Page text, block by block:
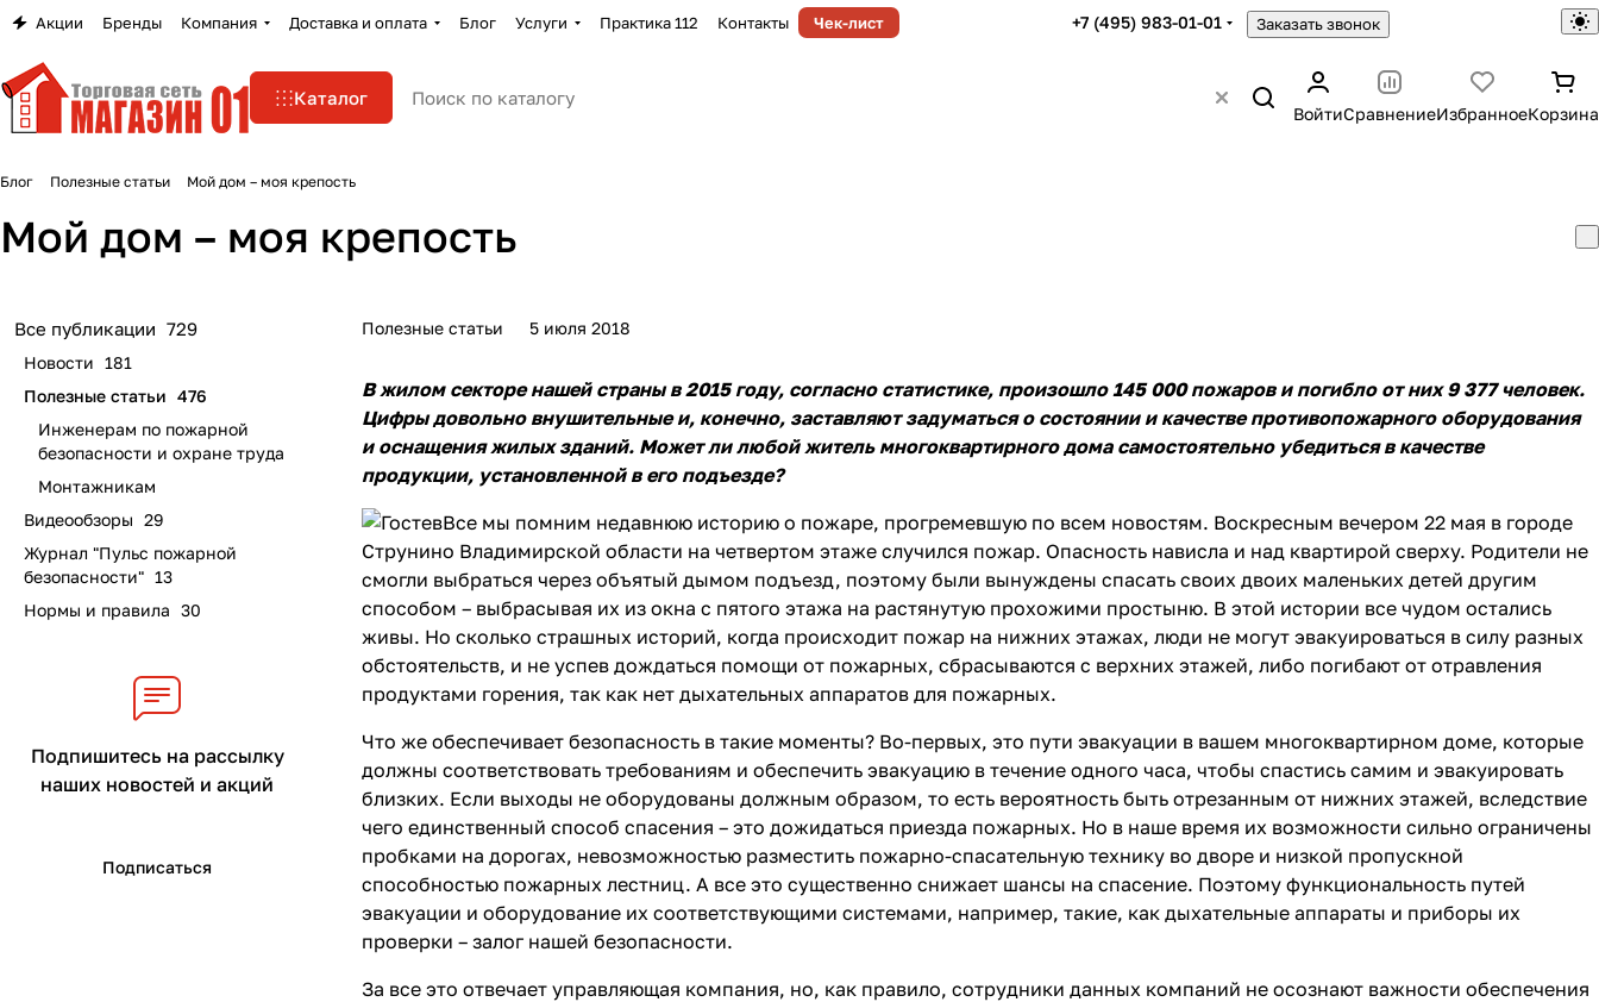
Акции Бренды Компания Доставка и оплата Блог Услуги Практика 112 Контакты Чек-лист +7 (495) 983-01-01 Заказать звонок
Каталог
ВойтиСравнениеИзбранноеКорзина
Блог Полезные статьи Мой дом – моя крепость
Мой дом – моя крепость
Полезные статьи 5 июля 2018
В жилом секторе нашей страны в 2015 году, согласно статистике, произошло 145 000 пожаров и погибло от них 9 377 человек.
Цифры довольно внушительные и, конечно, заставляют задуматься о состоянии и качествепротивопожарного оборудования
и оснащения жилых зданий. Может ли любой житель многоквартирного дома самостоятельно убедиться в качестве
продукции, установленной в его подъезде?
Все мы помним недавнюю историю о пожаре, прогремевшую по всем новостям. Воскресным вечером 22 мая в городе
Струнино Владимирской области на четвертом этаже случился пожар. Опасность нависла и над квартирой сверху. Родители не
смогли выбраться через объятый дымом подъезд, поэтому были вынуждены спасать своих двоих маленьких детей другим
способом – выбрасывая их из окна с пятого этажа на растянутую прохожими простыню. В этой истории все чудом остались
живы. Но сколько страшных историй, когда происходит пожар на нижних этажах, люди не могут эвакуироваться в силу разных
обстоятельств, и не успев дождаться помощи от пожарных, сбрасываются с верхних этажей, либо погибают от отравления
продуктами горения, так как нет дыхательных аппаратов для пожарных.
Что же обеспечивает безопасность в такие моменты? Во-первых, это пути эвакуации в вашем многоквартирном доме, которые
должны соответствовать требованиям и обеспечить эвакуацию в течение одного часа, чтобы спастись самим и эвакуировать
близких. Если выходы не оборудованы должным образом, то есть вероятность быть отрезанным от нижних этажей, вследствие
чего единственный способ спасения – это дожидаться приезда пожарных. Но в наше время их возможности сильно ограничены
пробками на дорогах, невозможностью разместить пожарно-спасательную технику во дворе и низкой пропускной
способностью пожарных лестниц. А все это существенно снижает шансы на спасение. Поэтому функциональность путей
эвакуации и оборудование их соответствующими системами, например, такие, как дыхательные аппараты и приборы их
проверки – залог нашей безопасности.
За все это отвечает управляющая компания, но, как правило, сотрудники данных компаний не осознают важности обеспечения
Все публикации 729
Новости 181
Полезные статьи 476
Инженерам по пожарной
безопасности и охране труда
Монтажникам
Видеообзоры 29
Журнал "Пульс пожарной
безопасности" 13
Нормы и правила 30
Подпишитесь на рассылку
наших новостей и акций
Подписаться